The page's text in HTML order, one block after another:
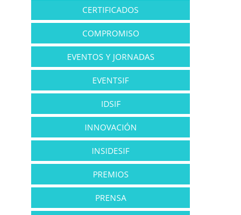
CERTIFICADOS
COMPROMISO
EVENTOS Y JORNADAS
EVENTSIF
IDSIF
INNOVACIÓN
INSIDESIF
PREMIOS
PRENSA